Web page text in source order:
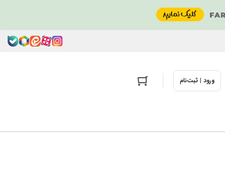
ورود | ثبت‌نام